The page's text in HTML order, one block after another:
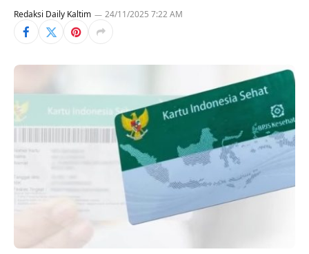
Redaksi Daily Kaltim 24/11/2025 7:22 AM